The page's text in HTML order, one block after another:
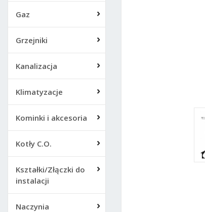
Gaz
Grzejniki
Kanalizacja
Klimatyzacje
Kominki i akcesoria
Kotły C.O.
Kształki/Złączki do
instalacji
Naczynia